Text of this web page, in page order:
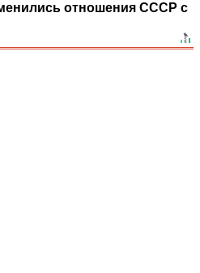
отношения СССР с